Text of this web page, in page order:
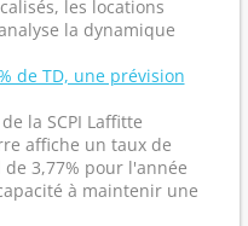
les locations
la dynamique
de TD, une prévision
la SCPI Laffitte
affiche un taux de
3,77% pour l'année
à maintenir une